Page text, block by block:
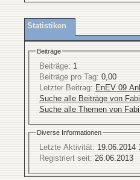
Statistiken
Beiträge
Beiträge: 1
Beiträge pro Tag: 0,00
Letzter Beitrag: EnEV 09
Suche alle Beiträge von
Suche alle Themen von
Diverse Informationen
Letzte Aktivität: 19.06.2014
Registriert seit: 26.06.2013